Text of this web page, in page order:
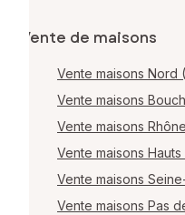
Vente de maisons
Vente maisons Nord
Vente maisons
Vente maisons
Vente maisons
Vente maisons
Vente maisons Pas